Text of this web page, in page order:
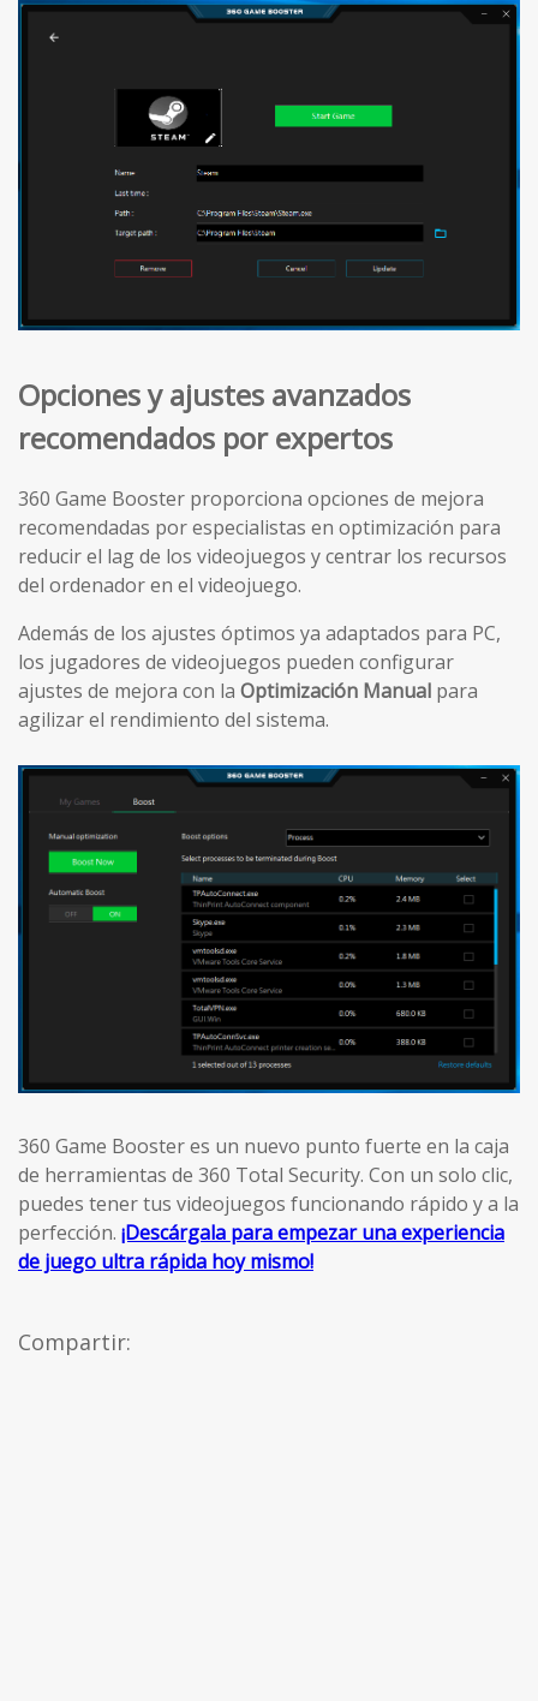
Opciones y ajustes avanzados
recomendados por expertos
360 Game Booster proporciona opciones de mejora
recomendadas por especialistas en optimización para
reducir el lag de los videojuegos y centrar los recursos
del ordenador en el videojuego.
Además de los ajustes óptimos ya adaptados para PC,
los jugadores de videojuegos pueden configurar
ajustes de mejora con la Optimización Manual para
agilizar el rendimiento del sistema.
360 Game Booster es un nuevo punto fuerte en la caja
de herramientas de 360 Total Security. Con un solo clic,
puedes tener tus videojuegos funcionando rápido y a la
perfección. ¡Descárgala para empezar una experiencia
de juego ultra rápida hoy mismo!
Compartir: